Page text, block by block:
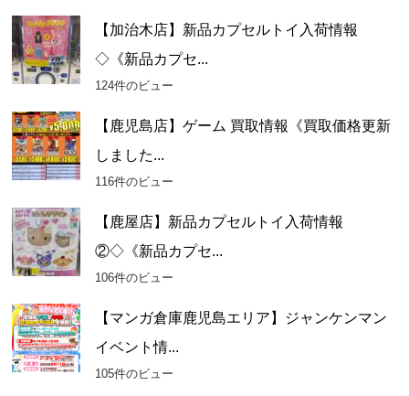
【加治木店】新品カプセルトイ入荷情報
◇《新品カプセ...
124件のビュー
【鹿児島店】ゲーム 買取情報《買取価格更新
しました...
116件のビュー
【鹿屋店】新品カプセルトイ入荷情報
②◇《新品カプセ...
106件のビュー
【マンガ倉庫鹿児島エリア】ジャンケンマン
イベント情...
105件のビュー